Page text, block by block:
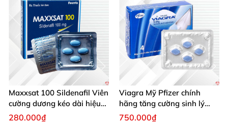
Maxxsat 100 Sildenafil Viên
cường dương kéo dài hiệu
quả nam giới
280.000₫
Viagra Mỹ Pfizer chính
hãng tăng cường sinh lý
nam, kéo dài hiệu quả
750.000₫